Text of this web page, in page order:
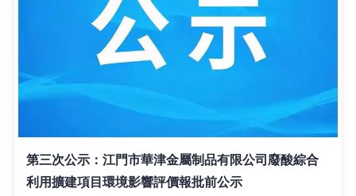
第三次公示：江門市華津金屬制品有限公司廢酸綜合
利用擴建項目環境影響評價報批前公示